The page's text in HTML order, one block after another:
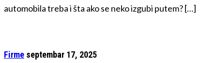
automobila treba i šta ako se neko izgubi putem? […]
Firme septembar 17, 2025